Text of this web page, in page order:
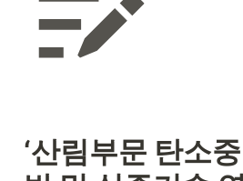
‘산림부문 탄소